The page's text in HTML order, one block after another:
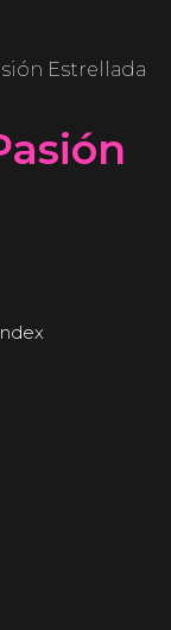
Estrellada